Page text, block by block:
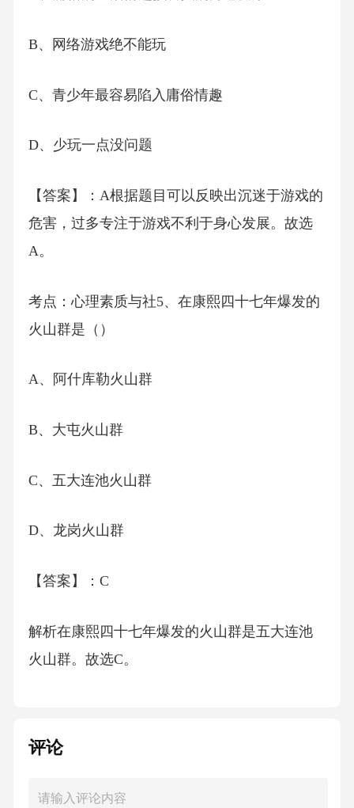
B、网络游戏绝不能玩
C、青少年最容易陷入庸俗情趣
D、少玩一点没问题
【答案】：A根据题目可以反映出沉迷于游戏的
危害，过多专注于游戏不利于身心发展。故选
A。
考点：心理素质与社5、在康熙四十七年爆发的
火山群是（）
A、阿什库勒火山群
B、大屯火山群
C、五大连池火山群
D、龙岗火山群
【答案】：C
解析在康熙四十七年爆发的火山群是五大连池
火山群。故选C。
生物胁迫，比如食植动物和各种病原微生物的
化学防御机制。下列叙述中，不属于植物防御
评论